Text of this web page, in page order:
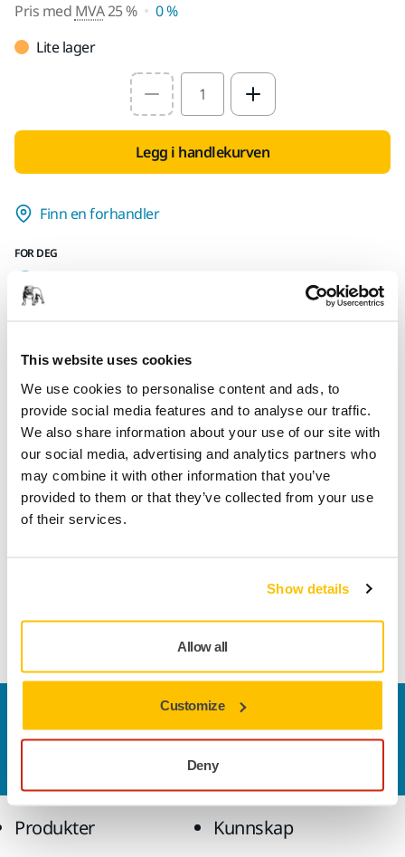
This website uses cookies
We use cookies to personalise content and ads, to
provide social media features and to analyse our traffic.
We also share information about your use of our site with
our social media, advertising and analytics partners who
may combine it with other information that you’ve
provided to them or that they’ve collected from your use
of their services.
Show details
Allow all
Customize
Deny
Pris med MVA25 %
0 %
Lite lager
Select quantity value
Legg i handlekurven
Finn en forhandler
FOR DEG
Sikker betaling med kort
Spore pakken
Produktinformasjon
Tool hook for Mirka® OS Mirka® CEROS/DEROS 125 mm, 150
1230/1242. Is to be hooked on to the perforated panel.
Vil du vite mer?Ta kontakt, så svarer støtteteamet
vårt på spørsmålene dine.
Produkter Kunnskap